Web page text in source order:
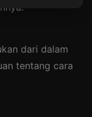
dari dalam
tentang cara